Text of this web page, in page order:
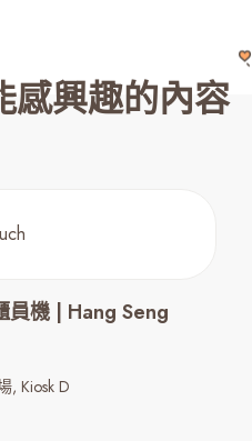
感興趣的內容
員機 | Hang Seng
, Kiosk D